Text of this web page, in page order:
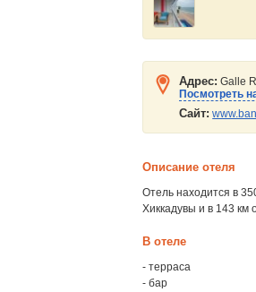
Адрес: Galle
Посмотреть
Сайт:
Описание отеля
Отель находится в
Хиккадувы и в 143 км
В отеле
- терраса
- бар